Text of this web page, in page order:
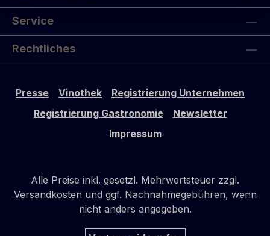
Service
Rechtliches
Presse Vinothek
Registrierung Unternehmen
Registrierung Gastronomie
Newsletter
Impressum
Alle Preise inkl. gesetzl. Mehrwertsteuer zzgl.
Versandkosten und ggf. Nachnahmegebühren, wenn
nicht anders angegeben.